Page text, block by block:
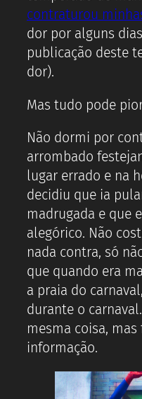
contraturou
dor por alguns
publicação deste
dor).
Mas tudo pode
Não dormi por
arrombado
lugar errado e na
decidiu que ia
madrugada e que
alegórico. Não
nada contra, só
que quando era
a praia do
durante o
mesma coisa,
informação.